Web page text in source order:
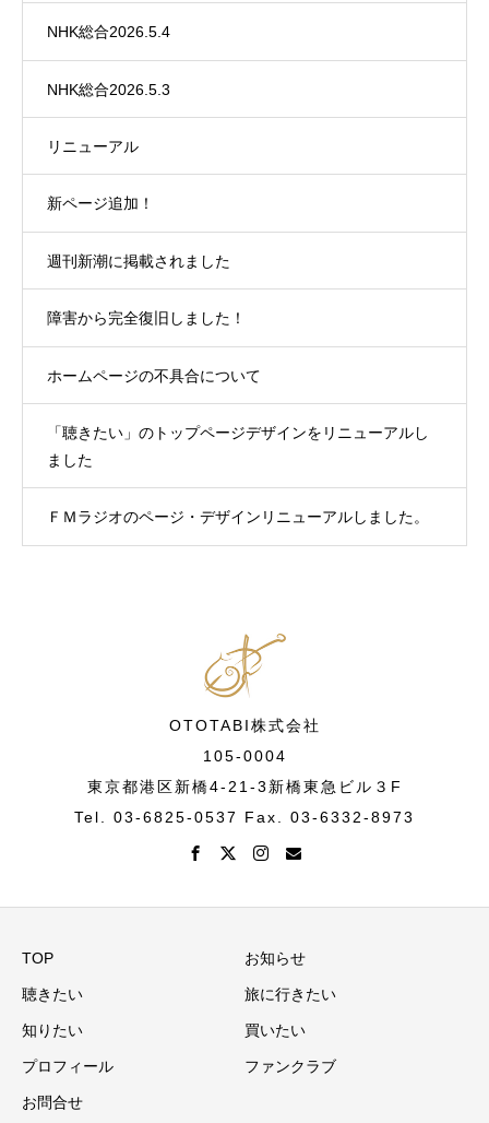
NHK総合2026.5.4
NHK総合2026.5.3
リニューアル
新ページ追加！
週刊新潮に掲載されました
障害から完全復旧しました！
ホームページの不具合について
「聴きたい」のトップページデザインをリニューアルし
ました
ＦＭラジオのページ・デザインリニューアルしました。
OTOTABI株式会社
105-0004
東京都港区新橋4-21-3新橋東急ビル３F
Tel. 03-6825-0537 Fax. 03-6332-8973
TOP お知らせ
聴きたい 旅に行きたい
知りたい 買いたい
プロフィール ファンクラブ
お問合せ